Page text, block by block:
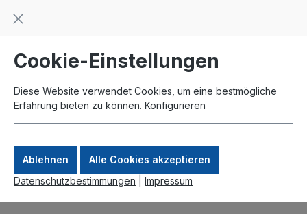
springen
Zahlung per Paypal
Cookie-Einstellungen
Diese Website verwendet Cookies, um eine bestmögliche
Erfahrung bieten zu können. Konfigurieren
Ablehnen
Alle Cookies akzeptieren
Datenschutzbestimmungen
Impressum